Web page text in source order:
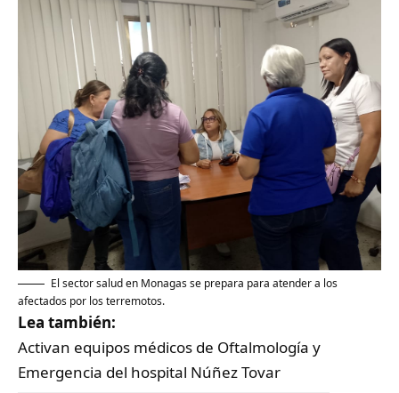
El sector salud en Monagas se prepara para atender a los
afectados por los terremotos.
Lea también:
Activan equipos médicos de Oftalmología y
Emergencia del hospital Núñez Tovar